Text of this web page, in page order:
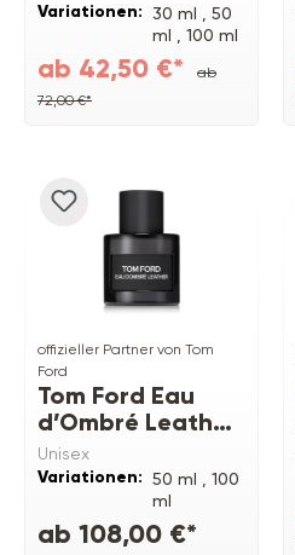
Variationen: 30 ml , 50
ml , 100 ml
Refill ,
ml ,
100 ml
ab 42,50 €*
ab
72,00 €*
offizieller Partner von Tom
Ford
Tom Ford Eau
d’Ombré Leather
EDT
Unisex
Variationen: 50 ml , 100
ml
ab 108,00 €*